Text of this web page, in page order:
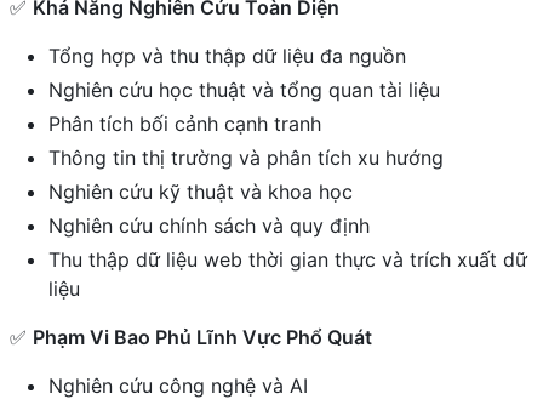
✅ Khả Năng Nghiên Cứu Toàn Diện
Tổng hợp và thu thập dữ liệu đa nguồn
Nghiên cứu học thuật và tổng quan tài liệu
Phân tích bối cảnh cạnh tranh
Thông tin thị trường và phân tích xu hướng
Nghiên cứu kỹ thuật và khoa học
Nghiên cứu chính sách và quy định
Thu thập dữ liệu web thời gian thực và trích xuất dữ
liệu
✅ Phạm Vi Bao Phủ Lĩnh Vực Phổ Quát
Nghiên cứu công nghệ và AI